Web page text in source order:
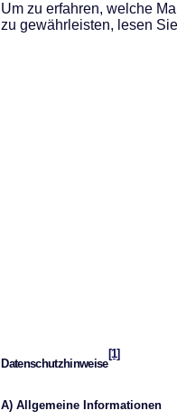
Um zu erfahren, welche
zu gewährleisten, lesen
Datenschutzhinweise
[1]
A) Allgemeine Informationen